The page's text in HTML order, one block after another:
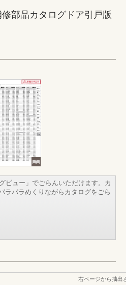
部品カタログドア引戸版
ビュー」でごらんいただけます。カ
ラパラめくりながらカタログをごら
右ページから抽出